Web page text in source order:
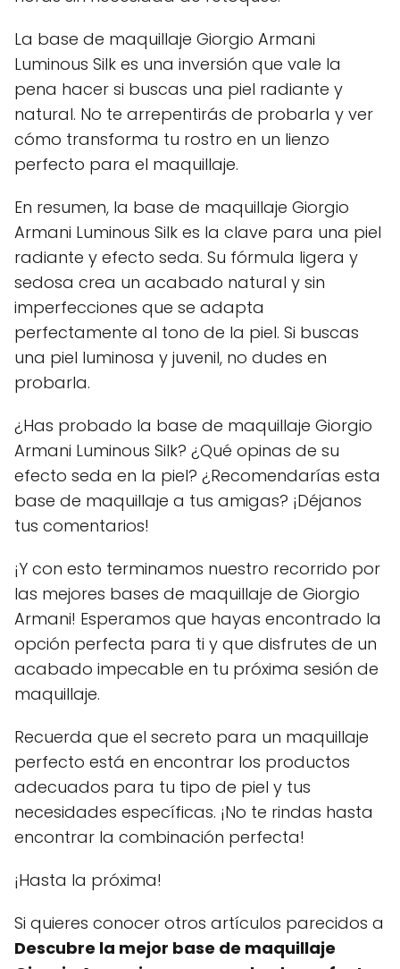
La base de maquillaje Giorgio Armani
Luminous Silk es una inversión que vale la
pena hacer si buscas una piel radiante y
natural. No te arrepentirás de probarla y ver
cómo transforma tu rostro en un lienzo
perfecto para el maquillaje.
En resumen, la base de maquillaje Giorgio
Armani Luminous Silk es la clave para una piel
radiante y efecto seda. Su fórmula ligera y
sedosa crea un acabado natural y sin
imperfecciones que se adapta
perfectamente al tono de la piel. Si buscas
una piel luminosa y juvenil, no dudes en
probarla.
¿Has probado la base de maquillaje Giorgio
Armani Luminous Silk? ¿Qué opinas de su
efecto seda en la piel? ¿Recomendarías esta
base de maquillaje a tus amigas? ¡Déjanos
tus comentarios!
¡Y con esto terminamos nuestro recorrido por
las mejores bases de maquillaje de Giorgio
Armani! Esperamos que hayas encontrado la
opción perfecta para ti y que disfrutes de un
acabado impecable en tu próxima sesión de
maquillaje.
Recuerda que el secreto para un maquillaje
perfecto está en encontrar los productos
adecuados para tu tipo de piel y tus
necesidades específicas. ¡No te rindas hasta
encontrar la combinación perfecta!
¡Hasta la próxima!
Si quieres conocer otros artículos parecidos a
Descubre la mejor base de maquillaje